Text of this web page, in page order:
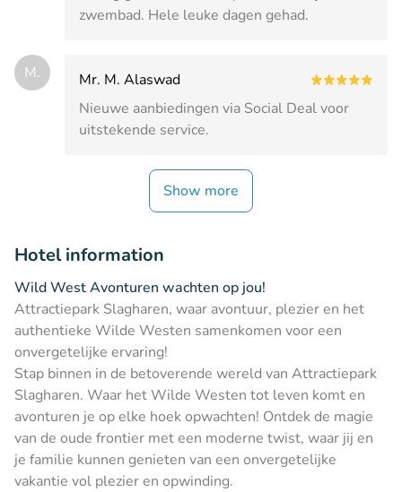
zwembad. Hele leuke dagen gehad.
M.
Mr. M. Alaswad
Nieuwe aanbiedingen via Social Deal voor
uitstekende service.
Show more
Hotel information
Wild West Avonturen wachten op jou!
Attractiepark Slagharen, waar avontuur, plezier en het
authentieke Wilde Westen samenkomen voor een
onvergetelijke ervaring!
Stap binnen in de betoverende wereld van Attractiepark
Slagharen. Waar het Wilde Westen tot leven komt en
avonturen je op elke hoek opwachten! Ontdek de magie
van de oude frontier met een moderne twist, waar jij en
je familie kunnen genieten van een onvergetelijke
vakantie vol plezier en opwinding.